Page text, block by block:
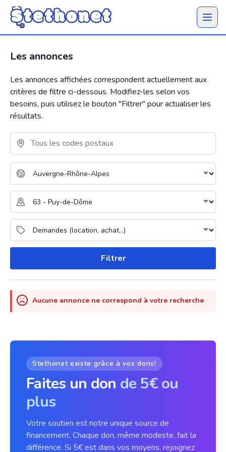
Ouvrir
Les annonces
Les annonces affichées correspondent actuellement aux
critères de filtre ci-dessous. Modifiez-les selon vos
besoins, puis utilisez le bouton "Filtrer" pour actualiser les
résultats.
Filtrer
Aucune annonce ne correspond à votre recherche
Stethonet existe grâce à vos dons!
Faites un don de 5€ ou
plus
Votre soutien est notre unique source de
financement. Chaque don, même modeste, fait la
différence. Si 5€ est dans vos moyens, rejoignez